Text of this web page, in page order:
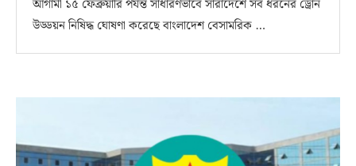
আগামী ১৫ ফেব্রুয়ারি পর্যন্ত সাধারণভাবে সারাদেশে সব ধরনের ড্রোন
উড্ডয়ন নিষিদ্ধ ঘোষণা করেছে বাংলাদেশ বেসামরিক …